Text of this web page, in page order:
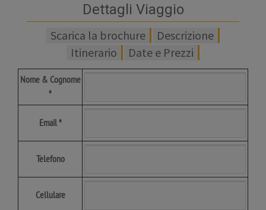
Dettagli Viaggio
Scarica la brochure
Descrizione
Itinerario
Date e Prezzi
Nome & Cognome
*
Email *
Telefono
Cellulare